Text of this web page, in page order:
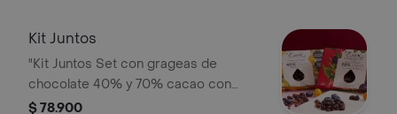
Kit Juntos
"Kit Juntos Set con grageas de
chocolate 40% y 70% cacao con
frutas y café de Evok."
$ 78.900